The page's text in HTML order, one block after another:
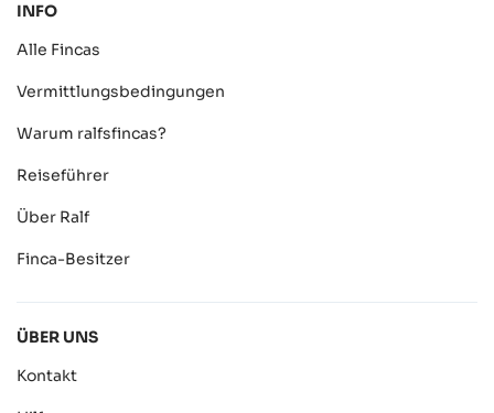
INFO
Alle Fincas
Vermittlungsbedingungen
Warum ralfsfincas?
Reiseführer
Über Ralf
Finca-Besitzer
ÜBER UNS
Kontakt